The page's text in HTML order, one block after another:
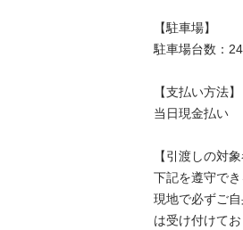
【駐⾞場】
駐車場台数：
【⽀払い⽅法】
当日現金払い
【引渡しの対
下記を遵守でき
現地で必ずご
は受け付けてお